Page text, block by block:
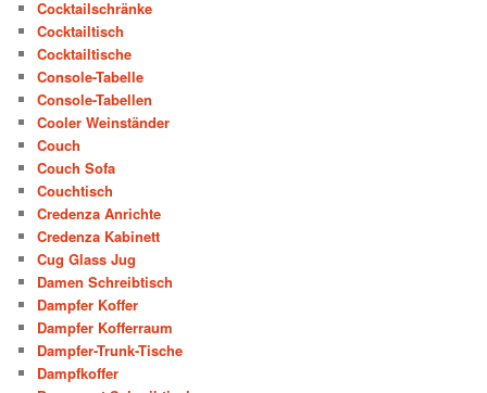
Cocktailschränke
Cocktailtisch
Cocktailtische
Console-Tabelle
Console-Tabellen
Cooler Weinständer
Couch
Couch Sofa
Couchtisch
Credenza Anrichte
Credenza Kabinett
Cug Glass Jug
Damen Schreibtisch
Dampfer Koffer
Dampfer Kofferraum
Dampfer-Trunk-Tische
Dampfkoffer